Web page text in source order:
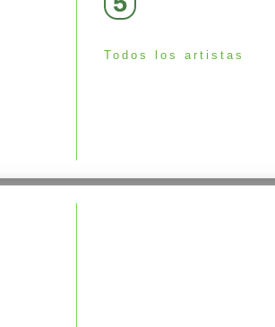
Todos los artistas